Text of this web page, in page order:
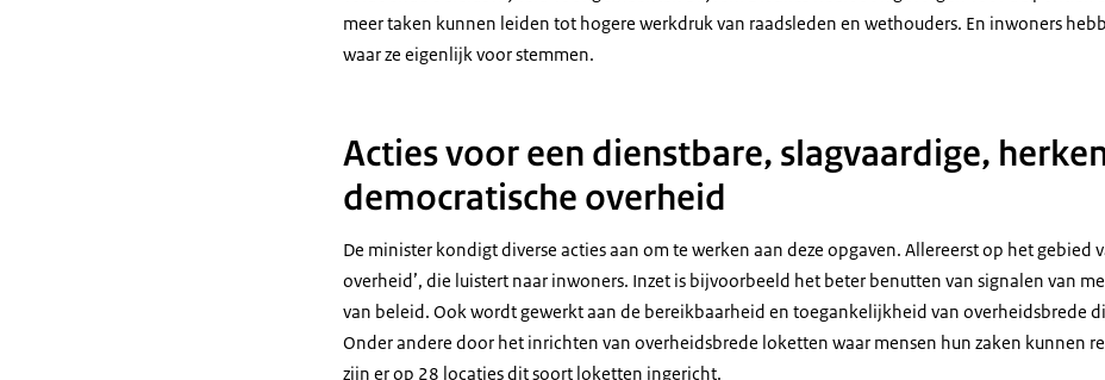
meer taken kunnen leiden tot hogere werkdruk van raadsleden en wethouders. En inwoners
waar ze eigenlijk voor stemmen.
Acties voor een dienstbare, slagvaardige,
democratische overheid
De minister kondigt diverse acties aan om te werken aan deze opgaven. Allereerst op het gebied
overheid’, die luistert naar inwoners. Inzet is bijvoorbeeld het beter benutten van signalen van
van beleid. Ook wordt gewerkt aan de bereikbaarheid en toegankelijkheid van overheidsbrede
Onder andere door het inrichten van overheidsbrede loketten waar mensen hun zaken kunnen
zijn er op 28 locaties dit soort loketten ingericht.